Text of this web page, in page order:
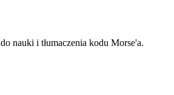
nauki i tłumaczenia kodu Morse'a.